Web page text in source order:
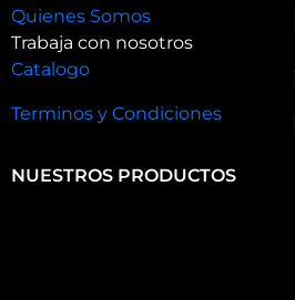
Quienes Somos
Trabaja con nosotros
Catalogo
Terminos y Condiciones
NUESTROS PRODUCTOS